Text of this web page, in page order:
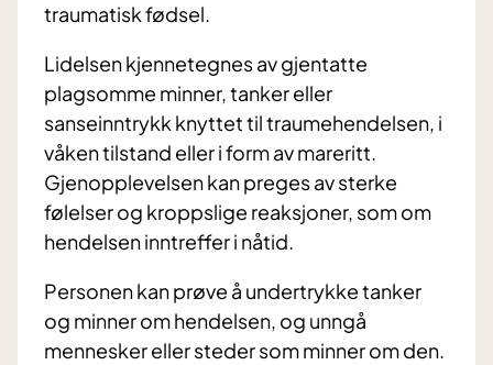
traumatisk fødsel.
Lidelsen kjennetegnes av gjentatte
plagsomme minner, tanker eller
sanseinntrykk knyttet til traumehendelsen, i
våken tilstand eller i form av mareritt.
Gjenopplevelsen kan preges av sterke
følelser og kroppslige reaksjoner, som om
hendelsen inntreffer i nåtid.
Personen kan prøve å undertrykke tanker
og minner om hendelsen, og unngå
mennesker eller steder som minner om den.